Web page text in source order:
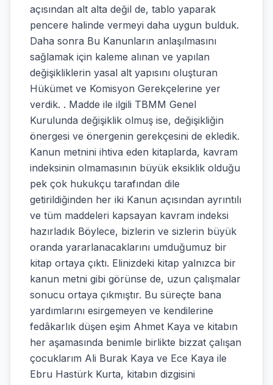
açısından alt alta değil de, tablo yaparak
pencere halinde vermeyi daha uygun bulduk.
Daha sonra Bu Kanunların anlaşılmasını
sağlamak için kaleme alınan ve yapılan
değişikliklerin yasal alt yapısını oluşturan
Hükümet ve Komisyon Gerekçelerine yer
verdik. . Madde ile ilgili TBMM Genel
Kurulunda değişiklik olmuş ise, değişikliğin
önergesi ve önergenin gerekçesini de ekledik.
Kanun metnini ihtiva eden kitaplarda, kavram
indeksinin olmamasının büyük eksiklik olduğu
pek çok hukukçu tarafından dile
getirildiğinden her iki Kanun açısından ayrıntılı
ve tüm maddeleri kapsayan kavram indeksi
hazırladık Böylece, bizlerin ve sizlerin büyük
oranda yararlanacaklarını umduğumuz bir
kitap ortaya çıktı. Elinizdeki kitap yalnızca bir
kanun metni gibi görünse de, uzun çalışmalar
sonucu ortaya çıkmıştır. Bu süreçte bana
yardımlarını esirgemeyen ve kendilerine
fedâkarlık düşen eşim Ahmet Kaya ve kitabın
her aşamasında benimle birlikte bizzat çalışan
çocuklarım Ali Burak Kaya ve Ece Kaya ile
Ebru Hastürk Kurta, kitabın dizgisini